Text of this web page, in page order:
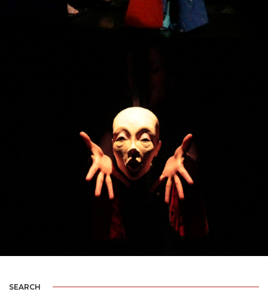
SINGLE PROJECT
SEARCH